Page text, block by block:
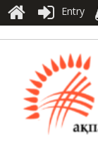
Entry